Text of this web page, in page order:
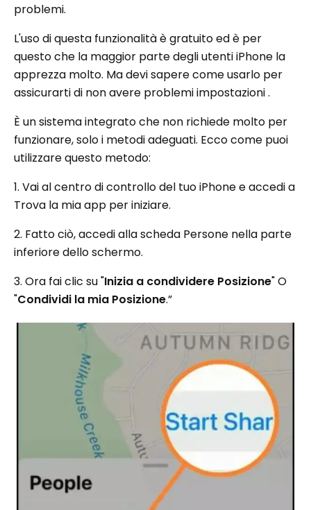
problemi.
L'uso di questa funzionalità è gratuito ed è per
questo che la maggior parte degli utenti iPhone la
apprezza molto. Ma devi sapere come usarlo per
assicurarti di non avere problemi impostazioni .
È un sistema integrato che non richiede molto per
funzionare, solo i metodi adeguati. Ecco come puoi
utilizzare questo metodo:
1. Vai al centro di controllo del tuo iPhone e accedi a
Trova la mia app per iniziare.
2. Fatto ciò, accedi alla scheda Persone nella parte
inferiore dello schermo.
3. Ora fai clic su "Inizia a condividere Posizione" O
"Condividi la mia Posizione.”